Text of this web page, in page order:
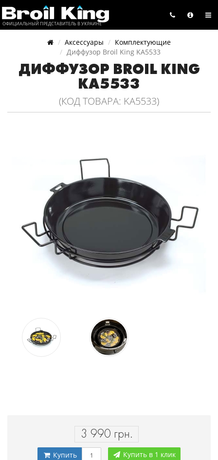
ОФИЦИАЛЬНЫЙ ПРЕДСТАВИТЕЛЬ В УКРАИНЕ
Аксессуары
Комплектующие
Диффузор Broil King KA5533
ДИФФУЗОР BROIL KING
KA5533
(КОД ТОВАРА: KA5533)
3 990 грн.
Купить Купить в 1 клик